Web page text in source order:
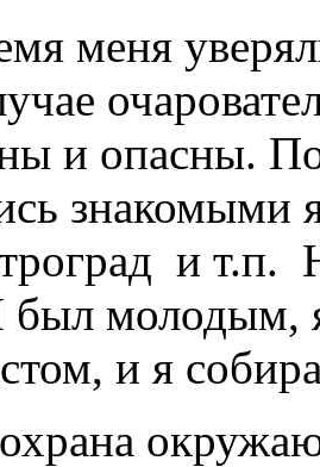
меня
и опасны.
и т.п.
был молодым,
и я